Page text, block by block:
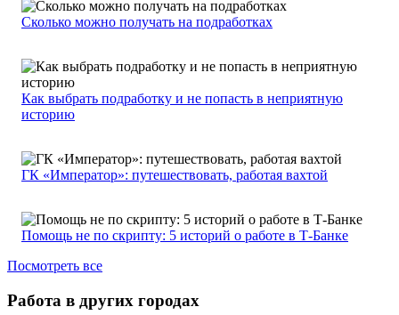
Сколько можно получать на подработках
Как выбрать подработку и не попасть в неприятную
историю
ГК «Император»: путешествовать, работая вахтой
Помощь не по скрипту: 5 историй о работе в Т-Банке
Посмотреть все
Работа в других городах